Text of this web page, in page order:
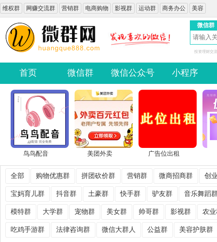
维权群 网赚交流群 营销群 电商购物 影视群 运动群 商务办公 美容
微信群
投资理财交
首页 微信群 微信公众号 小程序
鸟鸟配音 美团外卖 广告位出租
全部 购物优惠群 拼团砍价群 营销群 微商招商群 创
宝妈育儿群 抖音群 土豪群 快手群 驴友群 音乐舞蹈
模特群 大学群 宠物群 美女群 帅哥群 影视群 农
吃鸡手游群 法律咨询群 微信大群人 公益群 美容护肤群